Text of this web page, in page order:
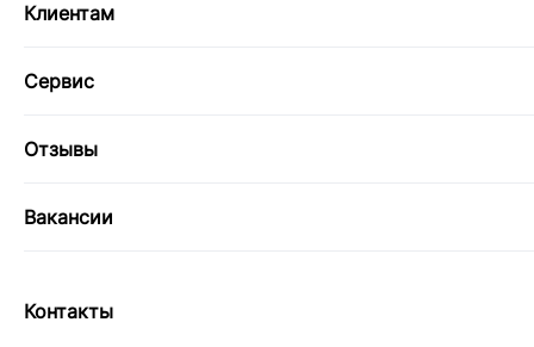
Клиентам
Сервис
Отзывы
Вакансии
Контакты